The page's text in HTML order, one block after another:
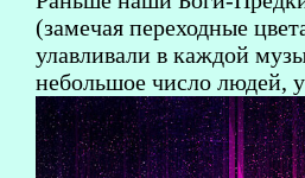
(замечая переходные
улавливали в каждой
небольшое число людей,